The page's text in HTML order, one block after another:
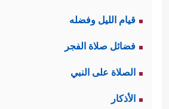
قيام الليل وفضله
فضائل صلاة الفجر
الصلاة على النبي
الأذكار